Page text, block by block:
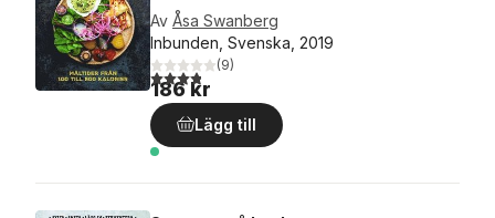
Av Åsa Swanberg
Inbunden, Svenska, 2019
3,8utav 5 stjärnor. Totalt antal röster:
(9)
186 kr
Lägg till